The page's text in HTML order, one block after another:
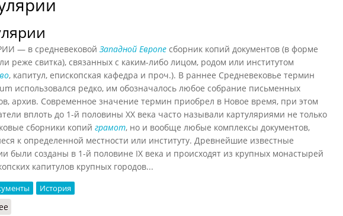
— в средневековой Западной Европе сборник копий документов (в форме
реже свитка), связанных с каким-либо лицом, родом или институтом
, капитул, епископская кафедра и проч.). В раннее Средневековье термин
использовался редко, им обозначалось любое собрание письменных
архив. Современное значение термин приобрел в Новое время, при этом
вплоть до 1-й половины XX века часто называли картуляриями не только
сборники копий грамот, но и вообще любые комплексы документов,
к определенной местности или институту. Древнейшие известные
были созданы в 1-й половине IX века и происходят из крупных монастырей
капитулов крупных городов...
История